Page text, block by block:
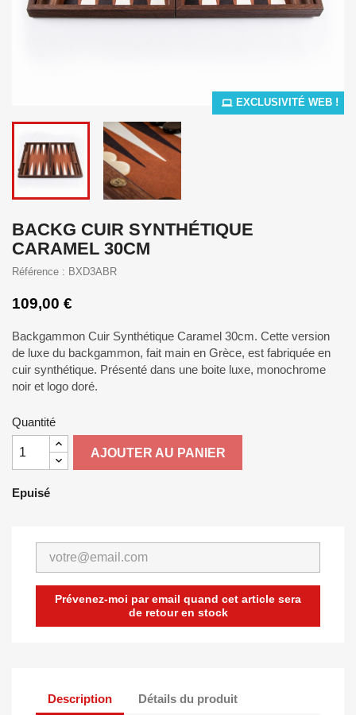
EXCLUSIVITÉ WEB !
BACKG CUIR SYNTHÉTIQUE
CARAMEL 30CM
Référence : BXD3ABR
109,00 €
Backgammon Cuir Synthétique Caramel 30cm. Cette version
de luxe du backgammon, fait main en Grèce, est fabriquée en
cuir synthétique. Présenté dans une boite luxe, monochrome
noir et logo doré.
Quantité
AJOUTER AU PANIER
Epuisé
Prévenez-moi par email quand cet article sera
de retour en stock
Description Détails du produit